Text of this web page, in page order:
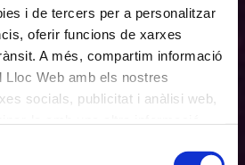
i de tercers per a personalitzar
oferir funcions de xarxes
A més, compartim informació
Lloc Web amb els nostres
socials, publicitat i anàlisi web,